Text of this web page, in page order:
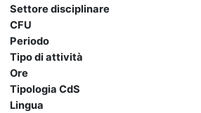
Settore disciplinare
CFU
Periodo
Tipo di attività
Ore
Tipologia CdS
Lingua